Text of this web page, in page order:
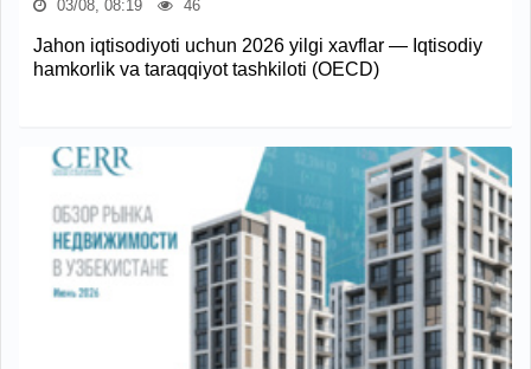
03/08, 08:19 46
Jahon iqtisodiyoti uchun 2026 yilgi xavflar — Iqtisodiy
hamkorlik va taraqqiyot tashkiloti (OECD)